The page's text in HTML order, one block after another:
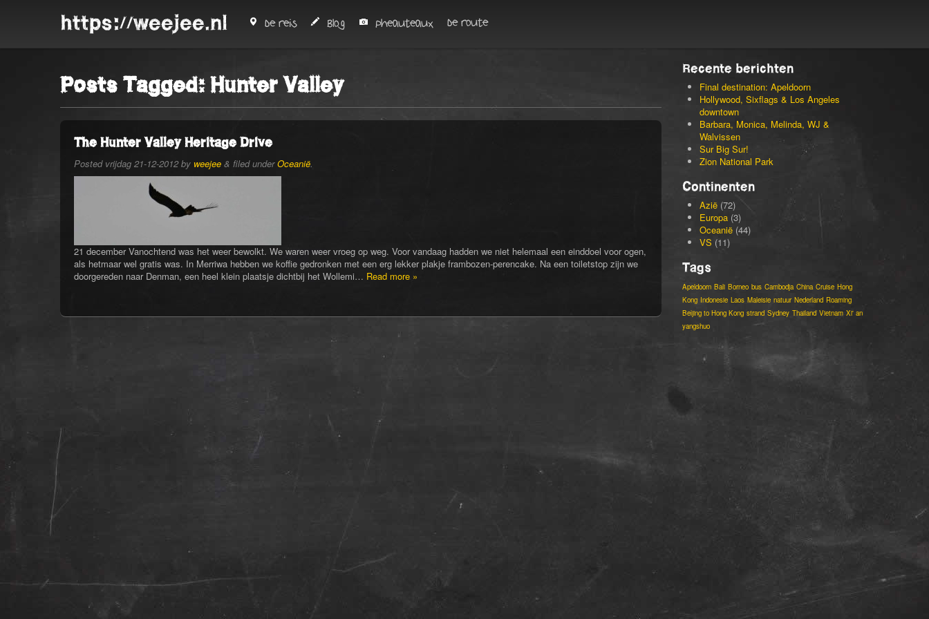
https://weejee.nl De reis Blog Pheauteaux De route
Posts Tagged:Hunter Valley
The Hunter Valley Heritage Drive
Posted vrijdag 21-12-2012by weejee & filed underOceanië.
21 december Vanochtend was het weer bewolkt. We waren weer vroeg op weg. Voor vandaag hadden we niet helemaal een einddoel voor ogen,
als hetmaar wel gratis was. In Merriwa hebben we koffie gedronken met een erg lekker plakje frambozen-perencake. Na een toiletstop zijn we
doorgereden naar Denman, een heel klein plaatsje dichtbij het Wollemi… Read more »
Recente berichten
Final destination: Apeldoorn
Hollywood, Sixflags & Los Angeles
downtown
Barbara, Monica, Melinda, WJ &
Walvissen
Sur Big Sur!
Zion National Park
Continenten
Azië(72)
Europa(3)
Oceanië(44)
VS (11)
Tags
Apeldoorn Bali Borneo bus Cambodja China Cruise Hong
Kong Indonesie Laos Maleisie natuur Nederland Roaming
Beijing to Hong Kong strand Sydney Thailand Vietnam Xi' an
yangshuo